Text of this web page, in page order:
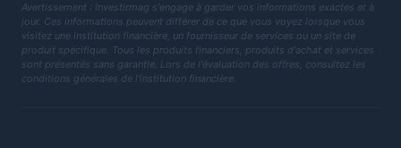
Avertissement : Investirmag s'engage à garder vos informations exactes et à
jour. Ces informations peuvent différer de ce que vous voyez lorsque vous
visitez une institution financière, un fournisseur de services ou un site de
produit spécifique. Tous les produits financiers, produits d'achat et services
sont présentés sans garantie. Lors de l'évaluation des offres, consultez les
conditions générales de l'institution financière.